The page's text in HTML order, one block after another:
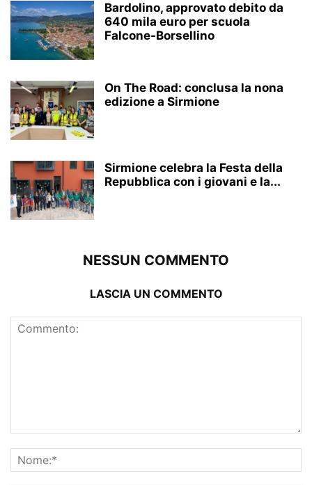
Bardolino, approvato debito da
640 mila euro per scuola
Falcone-Borsellino
On The Road: conclusa la nona
edizione a Sirmione
Sirmione celebra la Festa della
Repubblica con i giovani e la...
NESSUN COMMENTO
LASCIA UN COMMENTO